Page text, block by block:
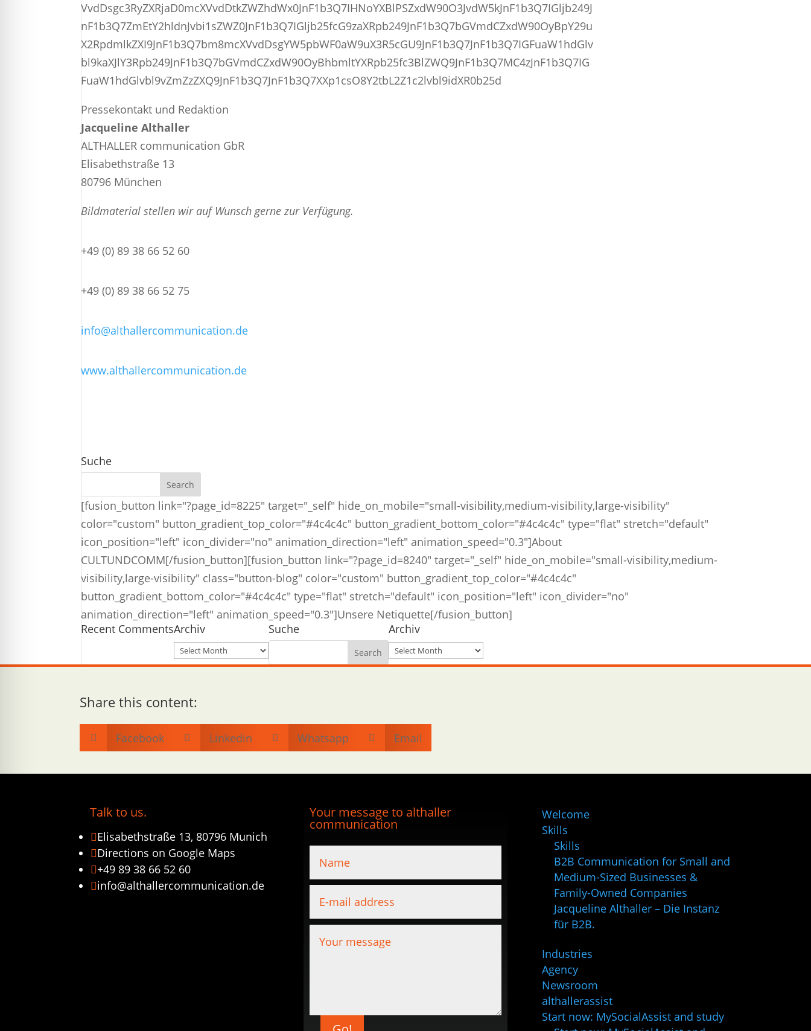
VvdDsgc3RyZXRjaD0mcXVvdDtkZWZhdWx0JnF1b3Q7IHNoYXBlPSZxdW90O3JvdW5kJnF1b3Q7IGljb249J
nF1b3Q7ZmEtY2hldnJvbi1sZWZ0JnF1b3Q7IGljb25fcG9zaXRpb249JnF1b3Q7bGVmdCZxdW90OyBpY29u
X2RpdmlkZXI9JnF1b3Q7bm8mcXVvdDsgYW5pbWF0aW9uX3R5cGU9JnF1b3Q7JnF1b3Q7IGFuaW1hdGlv
bl9kaXJlY3Rpb249JnF1b3Q7bGVmdCZxdW90OyBhbmltYXRpb25fc3BlZWQ9JnF1b3Q7MC4zJnF1b3Q7IG
FuaW1hdGlvbl9vZmZzZXQ9JnF1b3Q7JnF1b3Q7XXp1csO8Y2tbL2Z1c2lvbl9idXR0b25d
Pressekontakt und Redaktion
Jacqueline Althaller
ALTHALLER communication GbR
Elisabethstraße 13
80796 München
Bildmaterial stellen wir auf Wunsch gerne zur Verfügung.
+49 (0) 89 38 66 52 60
+49 (0) 89 38 66 52 75
info@althallercommunication.de
www.althallercommunication.de
Suche
[fusion_button link="?page_id=8225" target="_self" hide_on_mobile="small-visibility,medium-visibility,large-visibility"
color="custom" button_gradient_top_color="#4c4c4c" button_gradient_bottom_color="#4c4c4c" type="flat" stretch="default"
icon_position="left" icon_divider="no" animation_direction="left" animation_speed="0.3"]About
CULTUNDCOMM[/fusion_button][fusion_button link="?page_id=8240" target="_self" hide_on_mobile="small-visibility,medium-
visibility,large-visibility" class="button-blog" color="custom" button_gradient_top_color="#4c4c4c"
button_gradient_bottom_color="#4c4c4c" type="flat" stretch="default" icon_position="left" icon_divider="no"
animation_direction="left" animation_speed="0.3"]Unsere Netiquette[/fusion_button]
Recent CommentsArchiv
Archiv
Suche
Archiv
Archiv
Share this content:
 Facebook  Linkedin  Whatsapp  Email
Talk to us.
Elisabethstraße 13, 80796 Munich
Directions on Google Maps
+49 89 38 66 52 60
info@althallercommunication.de
Your message to althaller
communication
Welcome
Skills
Skills
B2B Communication for Small and
Medium-Sized Businesses &
Family-Owned Companies
Jacqueline Althaller – Die Instanz
für B2B.
Industries
Agency
Newsroom
althallerassist
Start now: MySocialAssist and study